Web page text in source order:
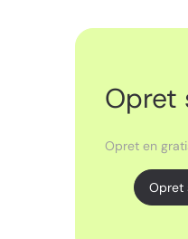
Opret
Opret en
Opret